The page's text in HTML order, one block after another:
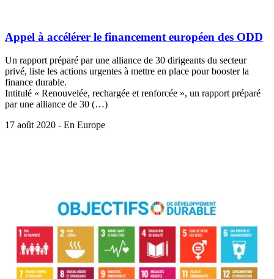
Appel à accélérer le financement européen des ODD
Un rapport préparé par une alliance de 30 dirigeants du secteur
privé, liste les actions urgentes à mettre en place pour booster la
finance durable.
Intitulé « Renouvelée, rechargée et renforcée », un rapport préparé
par une alliance de 30 (…)
17 août 2020 - En Europe